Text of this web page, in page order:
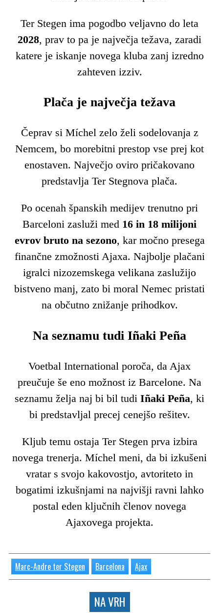
Ter Stegen ima pogodbo veljavno do leta
2028, prav to pa je največja težava, zaradi
katere je iskanje novega kluba zanj izredno
zahteven izziv.
Plača je največja težava
Čeprav si Míchel zelo želi sodelovanja z
Nemcem, bo morebitni prestop vse prej kot
enostaven. Največjo oviro pričakovano
predstavlja Ter Stegnova plača.
Po ocenah španskih medijev trenutno pri
Barceloni zasluži med 16 in 18 milijoni
evrov bruto na sezono, kar močno presega
finančne zmožnosti Ajaxa. Najbolje plačani
igralci nizozemskega velikana zaslužijo
bistveno manj, zato bi moral Nemec pristati
na občutno znižanje prihodkov.
Na seznamu tudi Iñaki Peña
Voetbal International poroča, da Ajax
preučuje še eno možnost iz Barcelone. Na
seznamu želja naj bi bil tudi Iñaki Peña, ki
bi predstavljal precej cenejšo rešitev.
Kljub temu ostaja Ter Stegen prva izbira
novega trenerja. Míchel meni, da bi izkušeni
vratar s svojo kakovostjo, avtoriteto in
bogatimi izkušnjami na najvišji ravni lahko
postal eden ključnih členov novega
Ajaxovega projekta.
Marc-Andre ter Stegen Barcelona Ajax
NA VRH